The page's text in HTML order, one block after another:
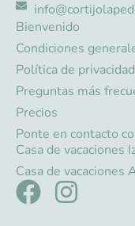
Bienvenido
Condiciones
Política de privacidad
Preguntas más
Precios
Ponte en contacto
Casa de vacaciones
Casa de vacaciones